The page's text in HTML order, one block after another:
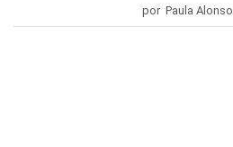
por Paula Alonso